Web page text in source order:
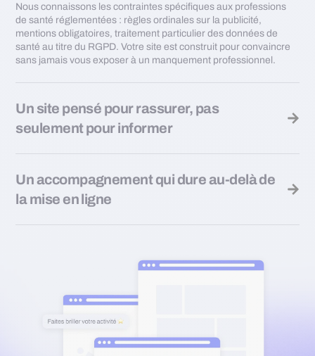
Nous connaissons les contraintes spécifiques aux professions
de santé réglementées : règles ordinales sur la publicité,
mentions obligatoires, traitement particulier des données de
santé au titre du RGPD. Votre site est construit pour convaincre
sans jamais vous exposer à un manquement professionnel.
Un site pensé pour rassurer, pas
seulement pour informer
Un accompagnement qui dure au-delà de
la mise en ligne